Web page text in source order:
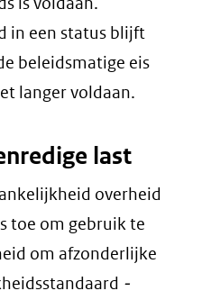
in een status blijft
beleidsmatige eis
langer voldaan.
last
overheid
toe om gebruik te
om afzonderlijke
-